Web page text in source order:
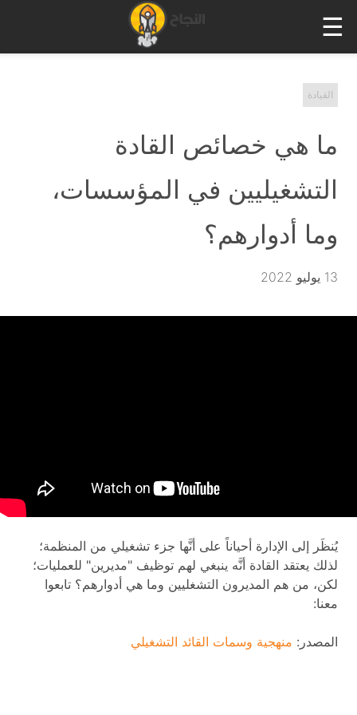
☰
القيادة
ما هي خصائص القادة
التشغيليين في المؤسسات،
وما أدوارهم؟
13 يوليو 2022
يُنظَر إلى الإدارة أحياناً على أنَّها جزء تشغيلي من المنظمة؛
لذلك يعتقد القادة أنَّه ينبغي لهم توظيف "مديرين" للعمليات؛
لكن، من هم المديرون التشغليين وما هي أدوارهم؟ تابعوا
معنا:
المصدر: منهجية وسمات القائد التشغيلي